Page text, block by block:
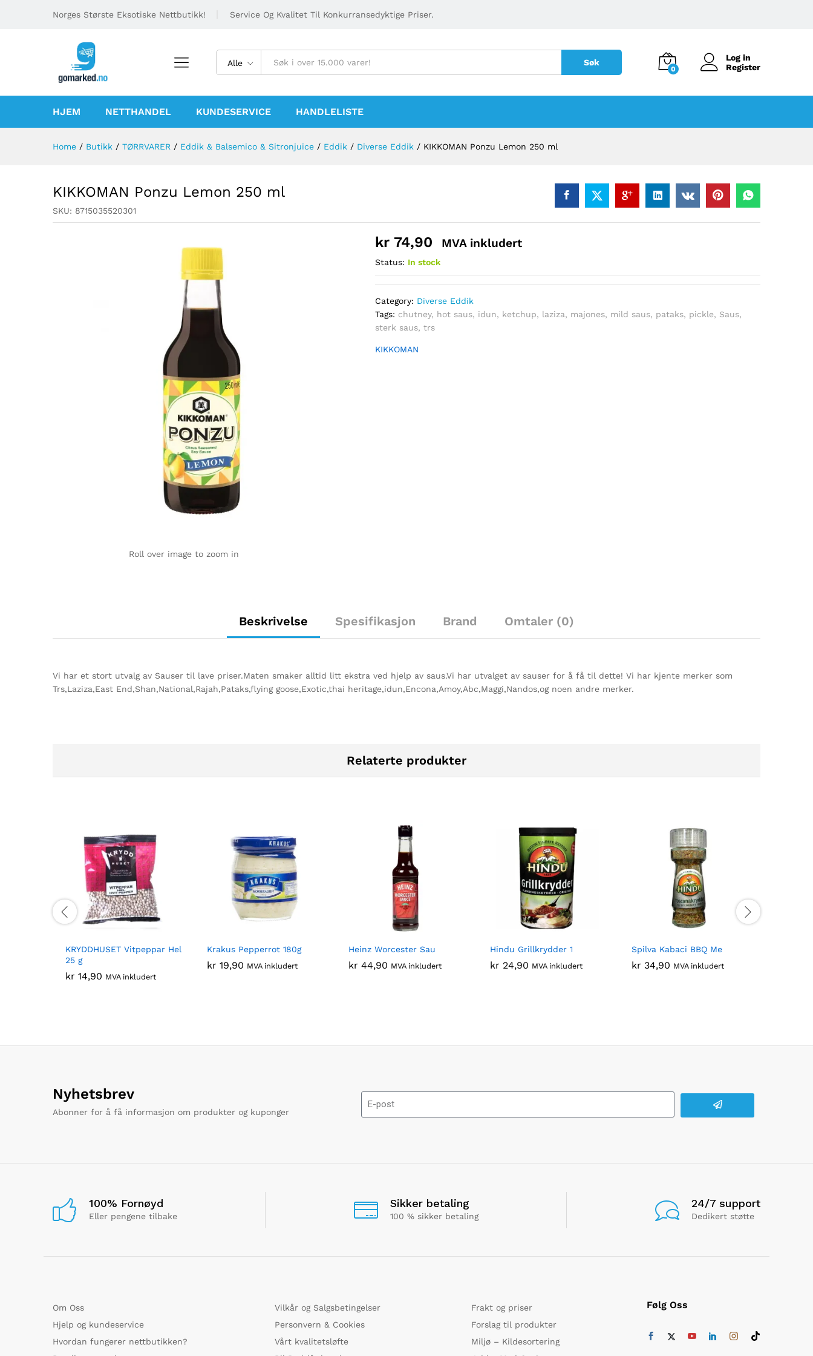
Norges Største Eksotiske Nettbutikk! Service Og Kvalitet Til Konkurransedyktige Priser.
Alle Søk
0
Log in
Register
HJEM NETTHANDEL KUNDESERVICE HANDLELISTE
Home / Butikk / TØRRVARER / Eddik & Balsemico & Sitronjuice / Eddik / Diverse Eddik / KIKKOMAN Ponzu Lemon 250 ml
KIKKOMAN Ponzu Lemon 250 ml
SKU: 8715035520301
Roll over image to zoom in
kr 74,90 MVA inkludert
Status: In stock
Category: Diverse Eddik
Tags: chutney, hot saus, idun, ketchup, laziza, majones, mild saus, pataks, pickle, Saus,
sterk saus,trs
KIKKOMAN
Beskrivelse Spesifikasjon Brand Omtaler (0)
Vi har et stort utvalg av Sauser til lave priser.Maten smaker alltid litt ekstra ved hjelp av saus.Vi har utvalget av sauser for å få til dette! Vi har kjente merker som
Trs,Laziza,East End,Shan,National,Rajah,Pataks,flying goose,Exotic,thai heritage,idun,Encona,Amoy,Abc,Maggi,Nandos,og noen andre merker.
Relaterte produkter
KRYDDHUSET Vitpeppar Hel
25 g
kr 14,90 MVA inkludert
Krakus Pepperrot 180g
kr 19,90 MVA inkludert
Heinz Worcester Sau
kr 44,90 MVA inkludert
Hindu Grillkrydder 1
kr 24,90 MVA inkludert
Spilva Kabaci BBQ Me
kr 34,90 MVA inkludert
Nyhetsbrev
Abonner for å få informasjon om produkter og kuponger
100% Fornøyd
Eller pengene tilbake
Sikker betaling
100 % sikker betaling
24/7 support
Dedikert støtte
Om Oss
Hjelp og kundeservice
Hvordan fungerer nettbutikken?
Vilkår og Salgsbetingelser
Personvern & Cookies
Vårt kvalitetsløfte
Frakt og priser
Forslag til produkter
Miljø – Kildesortering
Følg Oss